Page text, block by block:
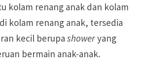
kolam renang anak dan kolam
kolam renang anak, tersedia
kecil berupa showeryang
bermain anak-anak.